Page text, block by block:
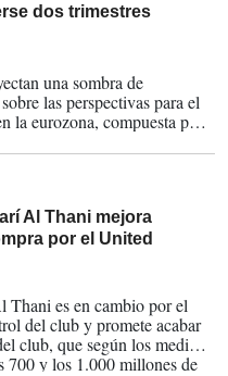
dos trimestres
una sombra de
las perspectivas para el
la eurozona, compuesta por
Al Thani mejora
por el United
Thani es en cambio por el
del club y promete acabar
club, que según los medios
700 y los 1.000 millones de